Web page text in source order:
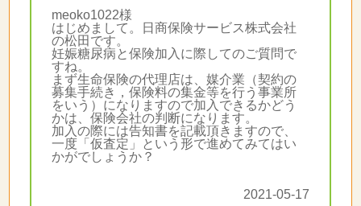
meoko1022様
はじめまして。日商保険サービス株式会社
の松田です。
妊娠糖尿病と保険加入に際してのご質問で
すね。
まず生命保険の代理店は、媒介業（契約の
募集手続き，保険料の集金等を行う事業所
をいう）になりますので加入できるかどう
かは、保険会社の判断になります。
加入の際には告知書を記載頂きますので、
一度「仮査定」という形で進めてみてはい
かがでしょうか？
2021-05-17